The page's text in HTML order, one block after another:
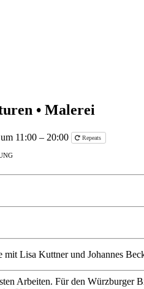
• Malerei
11:00 – 20:00 Repeats
mit Lisa Kuttner und Johannes
Arbeiten. Für den